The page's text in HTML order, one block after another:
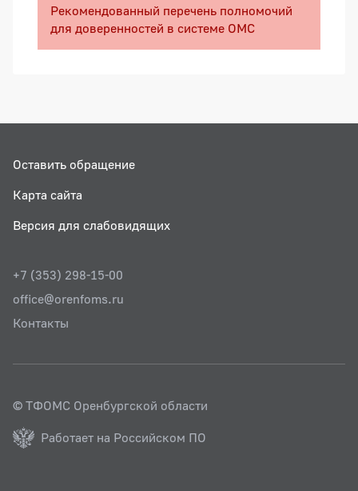
Рекомендованный перечень полномочий
для доверенностей в системе ОМС
Оставить обращение
Карта сайта
Версия для слабовидящих
+7 (353) 298-15-00
office@orenfoms.ru
Контакты
© ТФОМС Оренбургской области
Работает на Российском ПО